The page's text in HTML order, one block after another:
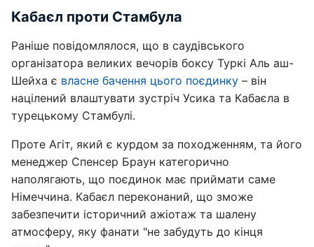
Кабаєл проти Стамбула
Раніше повідомлялося, що в саудівського
організатора великих вечорів боксу Туркі Аль аш-
Шейха є власне бачення цього поєдинку – він
націлений влаштувати зустріч Усика та Кабаєла в
турецькому Стамбулі.
Проте Агіт, який є курдом за походженням, та його
менеджер Спенсер Браун категорично
наполягають, що поєдинок має приймати саме
Німеччина. Кабаєл переконаний, що зможе
забезпечити історичний ажіотаж та шалену
атмосферу, яку фанати "не забудуть до кінця